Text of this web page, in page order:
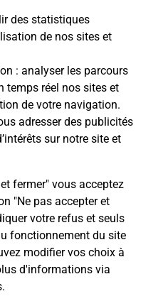
des statistiques
de nos sites et
: analyser les parcours
temps réel nos sites et
de votre navigation.
adresser des publicités
sur notre site et
fermer" vous acceptez
"Ne pas accepter et
votre refus et seuls
fonctionnement du site
modifier vos choix à
d'informations via
.
t-elle
?
de la route
quelles
CAILLE